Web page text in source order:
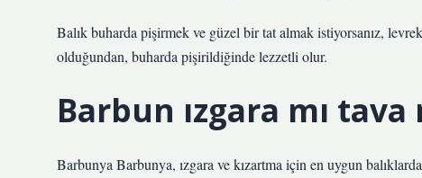
Balık buharda pişirmek ve güzel bir tat almak istiyorsanız,
olduğundan, buharda pişirildiğinde lezzetli olur.
Barbun ızgara mı tava
Barbunya Barbunya, ızgara ve kızartma için en uygun